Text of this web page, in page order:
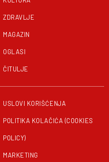
ZDRAVLJE
MAGAZIN
OGLASI
ČITULJE
USLOVI KORIŠĆENJA
POLITIKA KOLAČIĆA (COOKIES
POLICY)
MARKETING